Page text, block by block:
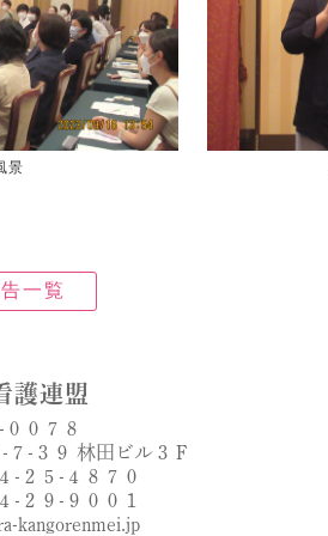
景
一覧
護連盟
０７８
-３９ 林田ビル３Ｆ
-２５-４８７０
-２９-９００１
kangorenmei.jp